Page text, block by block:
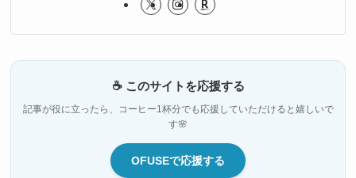
☕ このサイトを応援する
記事が役に立ったら、コーヒー1杯分でも応援していただけると嬉しいで
す🌸
OFUSEで応援する